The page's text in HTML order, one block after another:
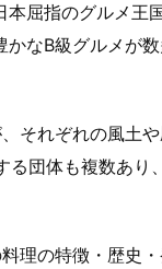
屈指のグルメ王
なB級グルメが
それぞれの風土
る団体も複数あり
理の特徴・歴史